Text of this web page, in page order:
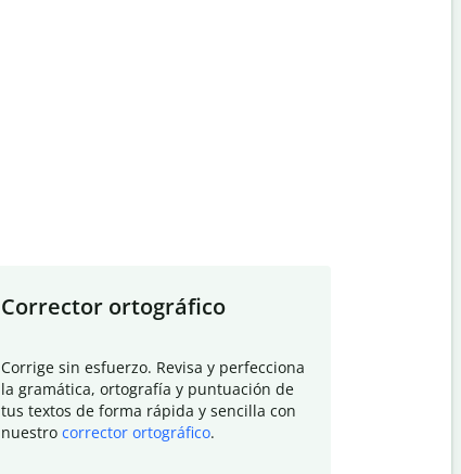
Corrector ortográfico
Corrige sin esfuerzo. Revisa y perfecciona
la gramática, ortografía y puntuación de
tus textos de forma rápida y sencilla con
nuestro corrector ortográfico.